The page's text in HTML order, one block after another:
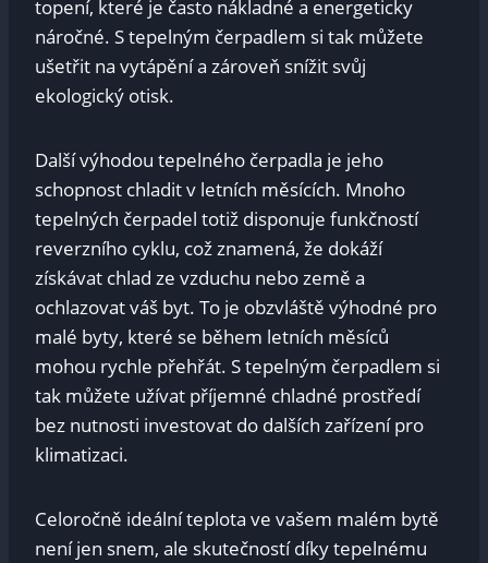
topení, které je často nákladné a energeticky
náročné. S tepelným čerpadlem si tak můžete
ušetřit na vytápění a zároveň snížit svůj
ekologický otisk.
Další výhodou tepelného čerpadla je jeho
schopnost chladit v letních měsících. Mnoho
tepelných čerpadel totiž disponuje funkčností
reverzního cyklu, což znamená, že dokáží
získávat chlad ze vzduchu nebo země a
ochlazovat váš byt. To je obzvláště výhodné pro
malé byty, které se během letních měsíců
mohou rychle přehřát. S tepelným čerpadlem si
tak můžete užívat příjemné chladné prostředí
bez nutnosti investovat do dalších zařízení pro
klimatizaci.
Celoročně ideální teplota ve vašem malém bytě
není jen snem, ale skutečností díky tepelnému